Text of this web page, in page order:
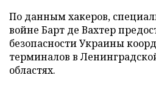
По данным хакеров,
войне Барт де Вахтер
безопасности Украины
терминалов в
областях.